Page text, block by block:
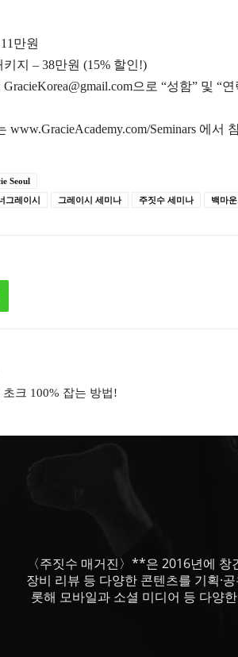
만원
지 – 38만원 (15% 할인!)
으로 “성함” 및 “
www.GracieAcademy.com/Seminars 에서
Seoul
그레이시 그레이시 세미나 주짓수 세미나 백마
크 100% 잡는 방법!
〈주짓수 매거진〉**은 2016년에
장비 리뷰 등 다양한 콘텐츠를 기획·
롯해 모바일과 소셜 미디어 등 다양